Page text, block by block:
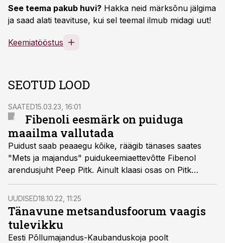
See teema pakub huvi? Hakka neid märksõnu jälgima
ja saad alati teavituse, kui sel teemal ilmub midagi uut!
Keemiatööstus
SEOTUD LOOD
SAATED15.03.23, 16:01
Fibenoli eesmärk on puiduga
maailma vallutada
Puidust saab peaaegu kõike, räägib tänases saates
"Mets ja majandus" puidukeemiaettevõtte Fibenol
arendusjuht Peep Pitk. Ainult klaasi osas on Pitk
kahtlev.
UUDISED18.10.22, 11:25
Tänavune metsandusfoorum vaagis
tulevikku
Eesti Põllumajandus-Kaubanduskoja poolt